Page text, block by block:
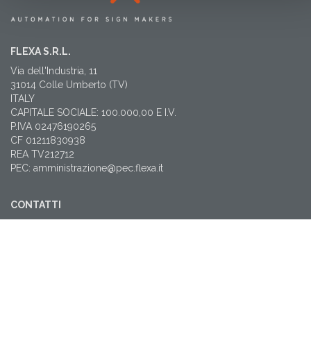
FLEXA S.R.L.
Via dell'Industria, 11
31014 Colle Umberto (TV)
ITALY
CAPITALE SOCIALE: 100.000,00 E I.V.
P.IVA 02476190265
CF 01211830938
REA TV212712
PEC: amministrazione@pec.flexa.it
CONTATTI